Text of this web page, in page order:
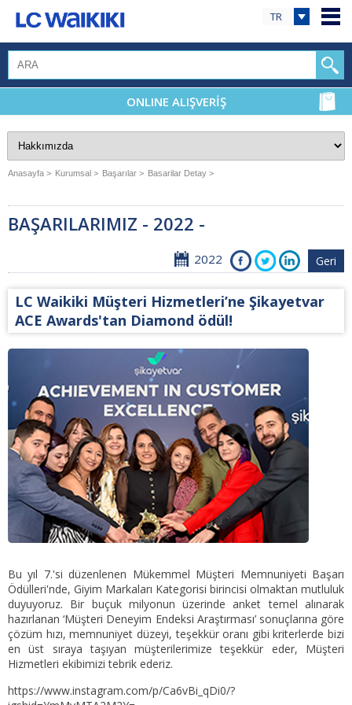
TR
ONLINE ALIŞVERİŞ
Anasayfa > Kurumsal > Başarılar > Basarilar Detay >
BAŞARILARIMIZ - 2022 -
2022 Geri
LC Waikiki Müşteri Hizmetleri’ne Şikayetvar
ACE Awards'tan Diamond ödül!
Bu yıl 7.'si düzenlenen Mükemmel Müşteri Memnuniyeti Başarı
Ödülleri'nde, Giyim Markaları Kategorisi birincisi olmaktan mutluluk
duyuyoruz. Bir buçuk milyonun üzerinde anket temel alınarak
hazırlanan ‘Müşteri Deneyim Endeksi Araştırması’ sonuçlarına göre
çözüm hızı, memnuniyet düzeyi, teşekkür oranı gibi kriterlerde bizi
en üst sıraya taşıyan müşterilerimize teşekkür eder, Müşteri
Hizmetleri ekibimizi tebrik ederiz.
https://www.instagram.com/p/Ca6vBi_qDi0/?